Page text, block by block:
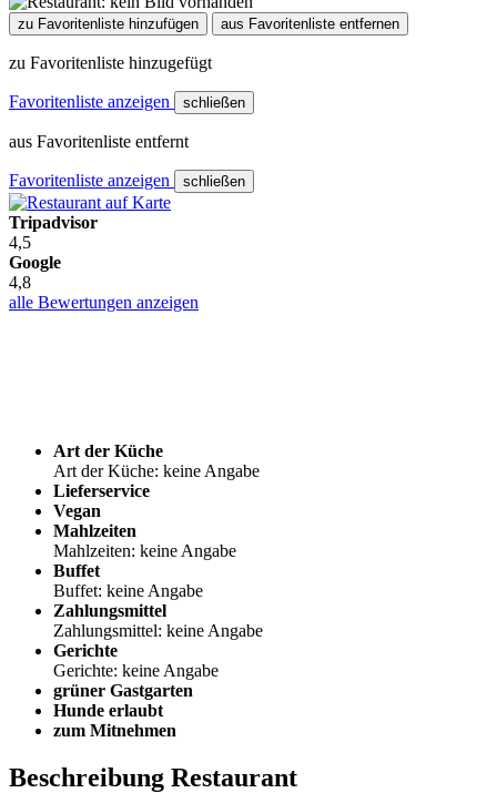
zu Favoritenliste hinzufügen aus Favoritenliste entfernen
zu Favoritenliste hinzugefügt
Favoritenliste anzeigen schließen
aus Favoritenliste entfernt
Favoritenliste anzeigen schließen
Tripadvisor
4,5
Google
4,8
alle Bewertungen anzeigen
Art der Küche
Art der Küche: keine Angabe
Lieferservice
Vegan
Mahlzeiten
Mahlzeiten: keine Angabe
Buffet
Buffet: keine Angabe
Zahlungsmittel
Zahlungsmittel: keine Angabe
Gerichte
Gerichte: keine Angabe
grüner Gastgarten
Hunde erlaubt
zum Mitnehmen
Beschreibung Restaurant